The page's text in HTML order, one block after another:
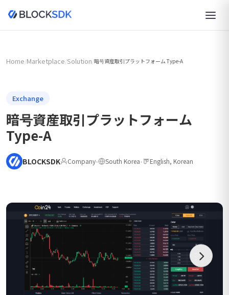
Home/Marketplace/Solution/暗号資産取引プラットフォーム Type-A
Exchange
暗号資産取引プラットフォーム
Type-A
BLOCKSDK Company• South Korea• English, Korean